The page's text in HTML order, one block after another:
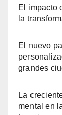
El impacto
la
El nuevo
grandes
La
mental en